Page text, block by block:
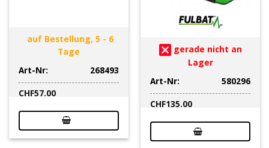
auf Bestellung, 5 - 6
Tage
Art-Nr:
268493
CHF57.00
gerade nicht an
Lager
Art-Nr:
580296
CHF135.00